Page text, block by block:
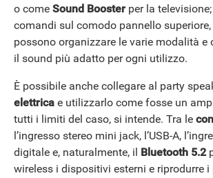
o come Sound Booster per la
comandi sul comodo pannello
possono organizzare le varie modalità e
il sound più adatto per ogni utilizzo.
È possibile anche collegare al party
elettrica e utilizzarlo come fosse un
tutti i limiti del caso, si intende. Tra le
l’ingresso stereo mini jack, l’USB-A,
digitale e, naturalmente, il Bluetooth 5.2
wireless i dispositivi esterni e riprodurre